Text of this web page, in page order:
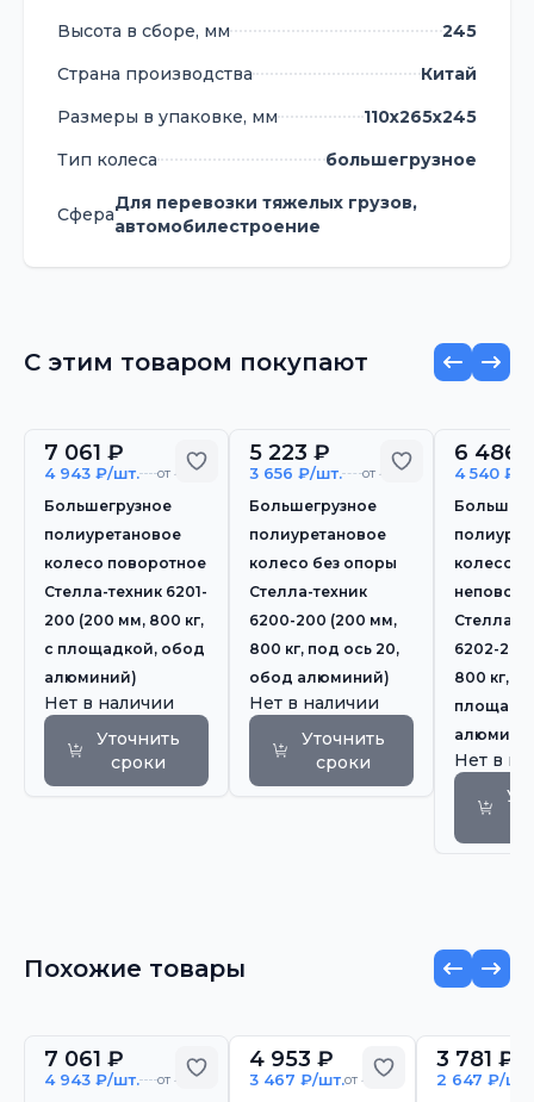
Высота в сборе, мм
245
Страна производства
Китай
Размеры в упаковке, мм
110х265х245
Тип колеса
большегрузное
Сфера
Для перевозки тяжелых грузов,
автомобилестроение
С этим товаром покупают
Добавить в избранное
7 061 ₽
4 943 ₽/шт. от 4 шт.
Большегрузное
полиуретановое
колесо поворотное
Стелла-техник 6201-
200 (200 мм, 800 кг,
с площадкой, обод
алюминий)
Нет в наличии
Уточнить
сроки
Добавить в
5 223 ₽
3 656 ₽/шт. от 4 шт.
Большегрузное
полиуретановое
колесо без опоры
Стелла-техник
6200-200 (200 мм,
800 кг, под ось 20,
обод алюминий)
Нет в наличии
Уточнить
сроки
6 486
4 540 ₽/
колесо
Стелла-
6202-
800 кг, с
Нет в
Похожие товары
Добавить в избранное
7 061 ₽
4 943 ₽/шт. от 4 шт. Добавить в
4 953 ₽
3 467 ₽/шт.от 4 шт.
3 781 ₽
2 647 ₽/шт.